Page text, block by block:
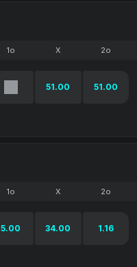
1o X 2o
51.00 51.00
1o X 2o
5.00 34.00 1.16